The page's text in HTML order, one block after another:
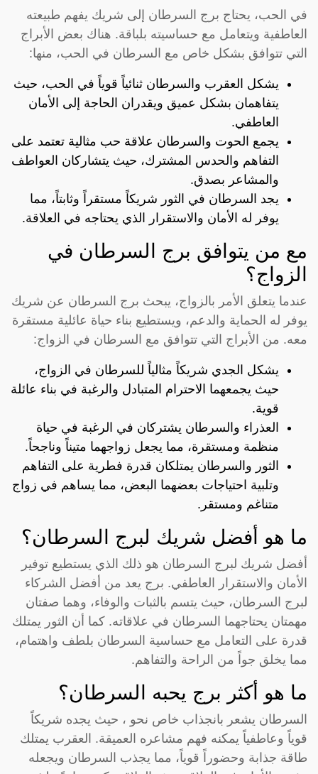
في الحب، يحتاج برج السرطان إلى شريك يفهم طبيعته
العاطفية ويتعامل مع حساسيته بلباقة. هناك بعض الأبراج
التي تتوافق بشكل خاص مع السرطان في الحب، منها:
يشكل العقرب والسرطان ثنائياً قوياً في الحب، حيث
يتفاهمان بشكل عميق ويقدران الحاجة إلى الأمان
العاطفي.
يجمع الحوت والسرطان علاقة حب مثالية تعتمد على
التفاهم والحدس المشترك، حيث يتشاركان العواطف
والمشاعر بصدق.
يجد السرطان في الثور شريكاً مستقراً وثابتاً، مما
يوفر له الأمان والاستقرار الذي يحتاجه في العلاقة.
مع من يتوافق برج السرطان في
الزواج؟
عندما يتعلق الأمر بالزواج، يبحث برج السرطان عن شريك
يوفر له الحماية والدعم، ويستطيع بناء حياة عائلية مستقرة
معه. من الأبراج التي تتوافق مع السرطان في الزواج:
يشكل الجدي شريكاً مثالياً للسرطان في الزواج،
حيث يجمعهما الاحترام المتبادل والرغبة في بناء عائلة
قوية.
العذراء والسرطان يشتركان في الرغبة في حياة
منظمة ومستقرة، مما يجعل زواجهما متيناً وناجحاً.
الثور والسرطان يمتلكان قدرة فطرية على التفاهم
وتلبية احتياجات بعضهما البعض، مما يساهم في زواج
متناغم ومستقر.
ما هو أفضل شريك لبرج السرطان؟
أفضل شريك لبرج السرطان هو ذلك الذي يستطيع توفير
الأمان والاستقرار العاطفي. برج يعد من أفضل الشركاء
لبرج السرطان، حيث يتسم بالثبات والوفاء، وهما صفتان
مهمتان يحتاجهما السرطان في علاقاته. كما أن الثور يمتلك
قدرة على التعامل مع حساسية السرطان بلطف واهتمام،
مما يخلق جواً من الراحة والتفاهم.
ما هو أكثر برج يحبه السرطان؟
السرطان يشعر بانجذاب خاص نحو ، حيث يجده شريكاً
قوياً وعاطفياً يمكنه فهم مشاعره العميقة. العقرب يمتلك
طاقة جذابة وحضوراً قوياً، مما يجذب السرطان ويجعله